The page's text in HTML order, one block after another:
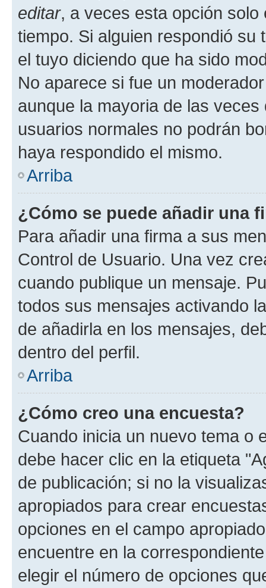
editar, a veces esta opción
tiempo. Si alguien respondió
el tuyo diciendo que ha sido
No aparece si fue un
aunque la mayoria de las
usuarios normales no podrán
haya respondido el mismo.
Arriba
¿Cómo se puede añadir una
Para añadir una firma a sus
Control de Usuario. Una vez
cuando publique un mensaje.
todos sus mensajes activando
de añadirla en los mensajes,
dentro del perfil.
Arriba
¿Cómo creo una encuesta?
Cuando inicia un nuevo tema o
debe hacer clic en la etiqueta
de publicación; si no la
apropiados para crear
opciones en el campo
encuentre en la
elegir el número de opciones